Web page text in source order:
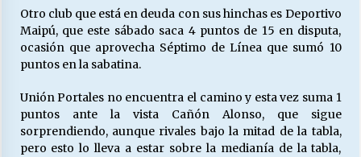
S.O.S. a los ricos, Save Our Souls (Salvar
Nuestras Almas)
30/04/2026
¿Asesores con doble sueldo?
18/04/2026
Otro club que está en deuda con sus hinchas es Deportivo
Maipú, que este sábado saca 4 puntos de 15 en disputa,
ocasión que aprovecha Séptimo de Línea que sumó 10
puntos en la sabatina.
Unión Portales no encuentra el camino y esta vez suma 1
puntos ante la vista Cañón Alonso, que sigue
sorprendiendo, aunque rivales bajo la mitad de la tabla,
pero esto lo lleva a estar sobre la medianía de la tabla,